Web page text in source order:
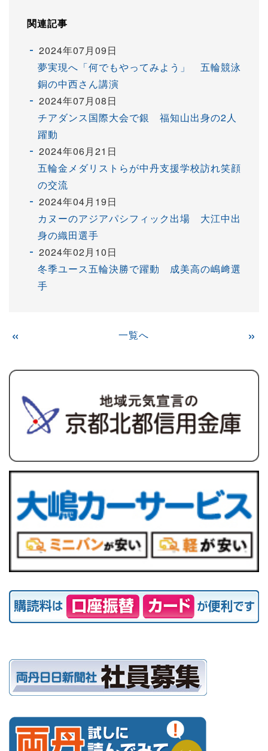
関連記事
2024年07月09日
夢実現へ「何でもやってみよう」 五輪競泳
銅の中西さん講演
2024年07月08日
チアダンス国際大会で銀 福知山出身の2人
躍動
2024年06月21日
五輪金メダリストらが中丹支援学校訪れ笑顔
の交流
2024年04月19日
カヌーのアジアパシフィック出場 大江中出
身の織田選手
2024年02月10日
冬季ユース五輪決勝で躍動 成美高の嶋﨑選
手
« 一覧へ